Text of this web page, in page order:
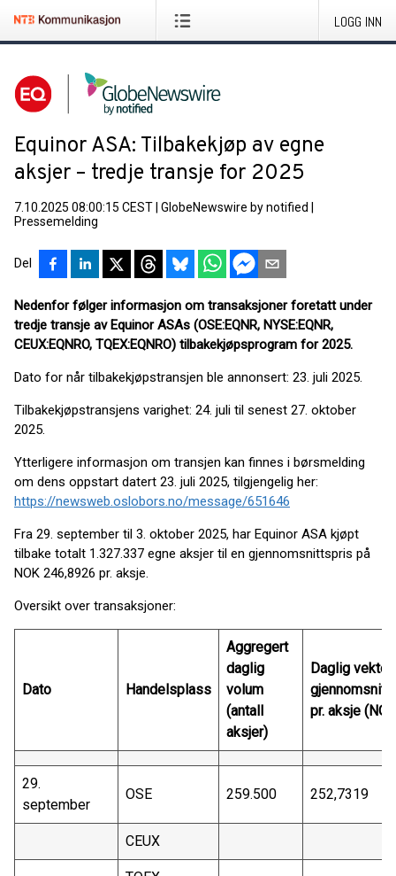
LOGG INN
Equinor ASA: Tilbakekjøp av egne
aksjer – tredje transje for 2025
7.10.2025 08:00:15 CEST GlobeNewswire by notified
Pressemelding
Del
Nedenfor følger informasjon om transaksjoner foretatt under
tredje transje av Equinor ASAs (OSE:EQNR, NYSE:EQNR,
CEUX:EQNRO, TQEX:EQNRO) tilbakekjøpsprogram for 2025.
Dato for når tilbakekjøpstransjen ble annonsert: 23. juli 2025.
Tilbakekjøpstransjens varighet: 24. juli til senest 27. oktober
2025.
Ytterligere informasjon om transjen kan finnes i børsmelding
om dens oppstart datert 23. juli 2025, tilgjengelig her:
https://newsweb.oslobors.no/message/651646
Fra 29. september til 3. oktober 2025, har Equinor ASA kjøpt
tilbake totalt 1.327.337 egne aksjer til en gjennomsnittspris på
NOK 246,8926 pr. aksje.
Oversikt over transaksjoner:
Dato Handelsplass
Aggregert
daglig
volum
(antall
aksjer)
Daglig vektet
pr. aksje
29.
september
OSE 259.500 252,7319
CEUX